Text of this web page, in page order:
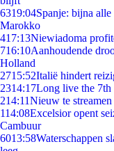
6319:04Spanje: bijna
Marokko
417:13Niewiadoma
716:10Aanhoudende
Holland
2715:52Italië hindert
2314:17Long live the 7th
214:11Nieuw te
114:08Excelsior opent
Cambuur
6013:58Waterschappen